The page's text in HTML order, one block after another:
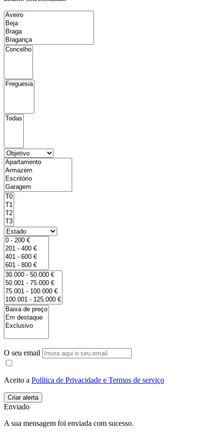
O seu email
Aceito a Política de Privacidade e Termos de serviço
Enviado
A sua mensagem foi enviada com sucesso.